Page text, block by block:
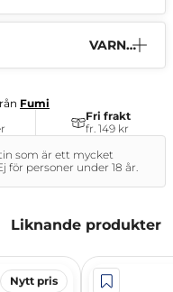
VARNI
Fumi
Fri frakt
fr. 149 kr
som är ett mycket
för personer under 18 år.
Liknande produkter
Nytt pris